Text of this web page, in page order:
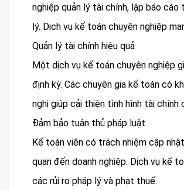
nghiệp quản lý tài chính, lập báo
lý. Dịch vụ kế toán chuyên nghiệp
Quản lý tài chính hiệu quả
Một dịch vụ kế toán chuyên nghiệp
định kỳ. Các chuyên gia kế toán có
nghị giúp cải thiện tình hình tài chính
Đảm bảo tuân thủ pháp luật
Kế toán viên có trách nhiệm cập
quan đến doanh nghiệp. Dịch vụ kế
các rủi ro pháp lý và phạt thuế.